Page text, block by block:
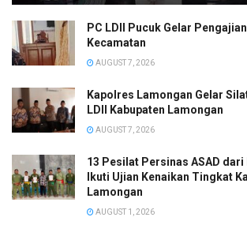
PC LDII Pucuk Gelar
Kecamatan
AUGUST 7, 2026
Kapolres Lamongan Gelar
LDII Kabupaten Lamongan
AUGUST 7, 2026
13 Pesilat Persinas ASAD dari
Ikuti Ujian Kenaikan Tingkat
Lamongan
AUGUST 1, 2026